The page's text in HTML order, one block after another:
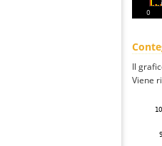
Il
Viene